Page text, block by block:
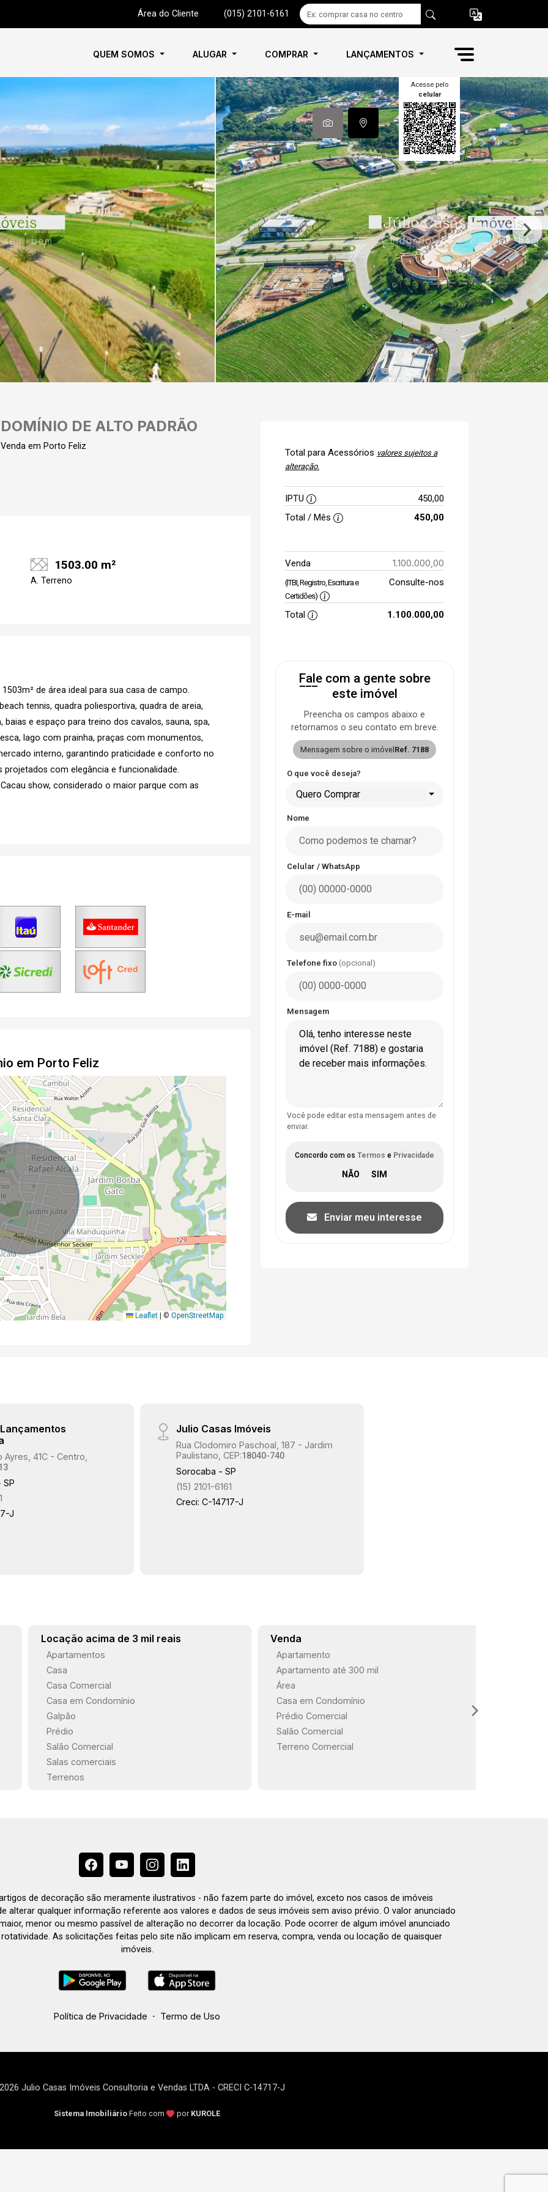
Área do Cliente (015) 2101-6161
QUEM SOMOS ALUGAR COMPRAR LANÇAMENTOS
Acesse pelo
celular
DE ALTO PADRÃO
em Porto Feliz
1503.00 m²
A. Terreno
de área ideal para sua casa de campo.
tennis, quadra poliesportiva, quadra de areia,
e espaço para treino dos cavalos, sauna, spa,
lago com prainha, praças com monumentos,
interno, garantindo praticidade e conforto no
com elegância e funcionalidade.
show, considerado o maior parque com as
em Porto Feliz
Leaflet © OpenStreetMap
Total para Acessórios valores sujeitos a
alteração.
IPTU
450,00
Total / Mês
450,00
Venda 1.100.000,00
(ITBI, Registro, Escritura e
Certidões)
Consulte-nos
Total 1.100.000,00
Fale com a gente sobre
este imóvel
Preencha os campos abaixo e
retornamos o seu contato em breve.
Mensagem sobre o imóvel Ref. 7188
O que você deseja?
Quero Comprar
Nome
Celular / WhatsApp
E-mail
Telefone fixo (opcional)
Mensagem
Você pode editar esta mensagem antes de
enviar.
Concordo com os Termos e Privacidade
Enviar meu interesse
Ayres, 41C - Centro,
SP
J
Julio Casas Imóveis
Rua Clodomiro Paschoal, 187 - Jardim
Paulistano, CEP:18040-740
Sorocaba - SP
(15) 2101-6161
Creci: C-14717-J
Locação acima de 3 mil reais
Apartamentos
Casa
Casa Comercial
Casa em Condomínio
Galpão
Prédio
Salão Comercial
Salas comerciais
Terrenos
Venda
Apartamento
Apartamento até 300 mil
Área
Casa em Condomínio
Prédio Comercial
Salão Comercial
Terreno Comercial
de decoração são meramente ilustrativos - não fazem parte do imóvel, exceto nos casos de imóveis
alterar qualquer informação referente aos valores e dados de seus imóveis sem aviso prévio. O valor anunciado
menor ou mesmo passível de alteração no decorrer da locação. Pode ocorrer de algum imóvel anunciado
As solicitações feitas pelo site não implicam em reserva, compra, venda ou locação de quaisquer
imóveis.
Política de Privacidade - Termo de Uso
Julio Casas Imóveis Consultoria e Vendas LTDA - CRECI C-14717-J
Sistema Imobiliário Feito com por KUROLE